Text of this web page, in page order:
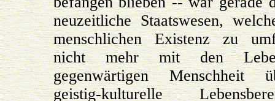
neuzeitliche Staatswesen,
menschlichen Existenz zu
nicht mehr mit den
gegenwärtigen Menschheit
geistig-kulturelle